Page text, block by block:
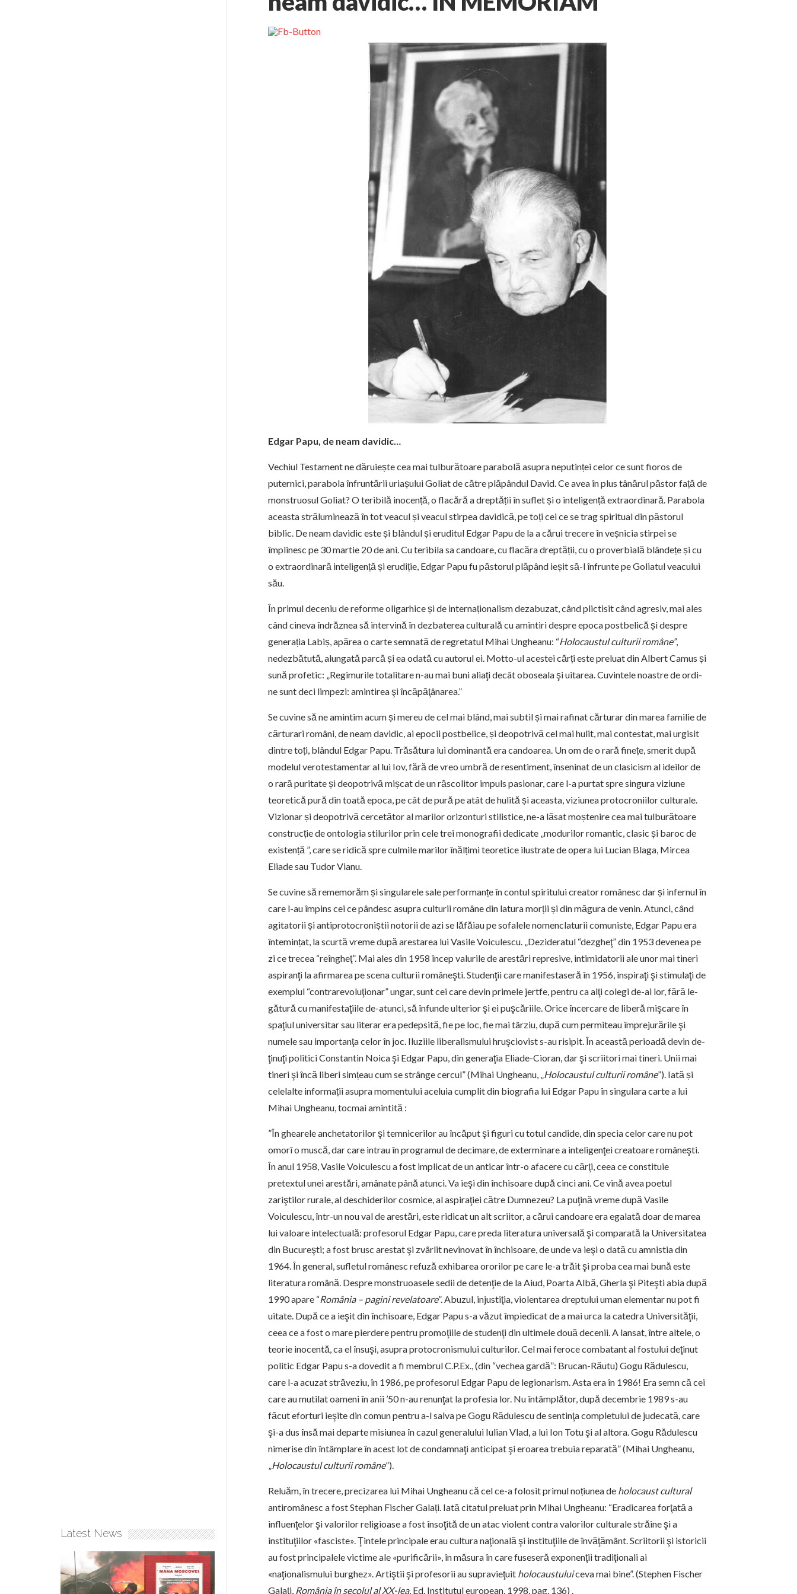
Edgar Papu, de neam davidic…
Vechiul Testament ne dăruiește cea mai tulburătoare parabolă asupra neputinței celor ce sunt fioros de
puternici, parabola înfruntării uriașului Goliat de către plăpândul David. Ce avea în plus tânărul păstor față de
monstruosul Goliat? O teribilă inocență, o flacără a dreptății în suflet și o inteligență extraordinară. Parabola
aceasta străluminează în tot veacul și veacul stirpea davidică, pe toți cei ce se trag spiritual din păstorul
biblic. De neam davidic este și blândul și eruditul Edgar Papu de la a cărui trecere în veșnicia stirpei se
împlinesc pe 30 martie 20 de ani. Cu teribila sa candoare, cu flacăra dreptății, cu o proverbială blândețe și cu
o extraordinară inteligență și erudiție, Edgar Papu fu păstorul plăpând ieșit să-l înfrunte pe Goliatul veacului
său.
În primul deceniu de reforme oligarhice și de internaționalism dezabuzat, când plictisit când agresiv, mai ales
când cineva îndrăznea să intervină în dezbaterea culturală cu amintiri despre epoca postbelică și despre
generația Labiș, apărea o carte semnată de regretatul Mihai Ungheanu: “Holocaustul culturii române”,
nedezbătută, alungată parcă și ea odată cu autorul ei. Motto-ul acestei cărți este preluat din Albert Camus și
sună profetic: „Regimurile totalitare n-au mai buni aliaţi decât obo­sea­la şi uitarea. Cuvintele noas­tre de ordi­
ne sunt deci limpezi: amin­ti­rea şi încăpăţânarea.”
Se cuvine să ne amintim acum și mereu de cel mai blând, mai subtil și mai rafinat cărturar din marea familie de
cărturari români, de neam davidic, ai epocii postbelice, și deopotrivă cel mai hulit, mai contestat, mai urgisit
dintre toți, blândul Edgar Papu. Trăsătura lui dominantă era candoarea. Un om de o rară finețe, smerit după
modelul verotestamentar al lui Iov, fără de vreo umbră de resentiment, înseninat de un clasicism al ideilor de
o rară puritate și deopotrivă mișcat de un răscolitor impuls pasionar, care l-a purtat spre singura viziune
teoretică pură din toată epoca, pe cât de pură pe atât de hulită și aceasta, viziunea protocroniilor culturale.
Vizionar și deopotrivă cercetător al marilor orizonturi stilistice, ne-a lăsat moștenire cea mai tulburătoare
construcție de ontologia stilurilor prin cele trei monografii dedicate „modurilor romantic, clasic și baroc de
existență ”, care se ridică spre culmile marilor înălțimi teoretice ilustrate de opera lui Lucian Blaga, Mircea
Eliade sau Tudor Vianu.
Se cuvine să rememorăm și singularele sale performanțe în contul spiritului creator românesc dar și infernul în
care l-au împins cei ce pândesc asupra culturii române din latura morții și din măgura de venin. Atunci, când
agitatorii și antiprotocroniștii notorii de azi se lăfăiau pe sofalele nomenclaturii comuniste, Edgar Papu era
întemințat, la scurtă vreme după arestarea lui Vasile Voiculescu. „Dezideratul “dezgheţ” din 1953 devenea pe
zi ce tre­cea “reîn­­gheţ”. Mai ales din 1958 încep valurile de arestări represive, intimidatorii ale unor mai tineri
aspiranţi la afirmarea pe scena culturii româneşti. Studenţii care ma­ni­fes­taseră în 1956, inspiraţi şi stimulaţi de
exemplul “contrare­vo­lu­ţi­o­nar” ungar, sunt cei care devin primele jertfe, pentru ca alţi colegi de-ai lor, fără le­
gă­tură cu manifestaţiile de-atunci, să înfunde ulterior şi ei puşcăriile. Orice în­cer­ca­re de liberă mişcare în
spaţiul universitar sau literar era pedep­sită, fie pe loc, fie mai târziu, după cum permiteau împrejurările şi
numele sau importanţa celor în joc. Iluziile liberalismului hruşciovist s-au risipit. În această perioadă devin de­
ţi­nu­ţi politici Constantin Noica şi Edgar Papu, din generaţia Eliade-Cioran, dar şi scrii­tori mai tineri. Unii mai
tineri şi încă liberi simțeau cum se strânge cercul” (Mihai Ungheanu, „Holocaustul culturii române”). Iată și
celelalte informații asupra momentului aceluia cumplit din biografia lui Edgar Papu în singulara carte a lui
Mihai Ungheanu, tocmai amintită :
”În ghearele anchetatorilor şi temnicerilor au încăput şi figuri cu totul can­dide, din specia celor care nu pot
omorî o muscă, dar care intrau în programul de decimare, de exterminare a inteligenţei creatoare româneşti.
În anul 1958, Vasile Voiculescu a fost implicat de un anticar într-o afacere cu cărţi, ceea ce constituie
pretextul unei arestări, amânate până atunci. Va ieşi din închisoare după cinci ani. Ce vină avea poetul
zariştilor rurale, al deschiderilor cosmice, al aspiraţiei către Dumnezeu? La puţină vreme după Vasile
Voiculescu, într-un nou val de arestări, este ridicat un alt scriitor, a cărui candoare era egalată doar de marea
lui valoare intelectuală: profesorul Edgar Papu, care preda literatura universală şi comparată la Universitatea
din Bucureşti; a fost brusc arestat şi zvârlit nevinovat în închisoare, de unde va ieşi o dată cu amnistia din
1964. În general, sufletul românesc refuză exhibarea ororilor pe care le-a trăit şi proba cea mai bună este
literatura română. Despre monstruoasele sedii de detenţie de la Aiud, Poarta Albă, Gherla şi Piteşti abia după
1990 apare “România – pagini revelatoare”. Abu­zul, injustiţia, violentarea dreptului uman elementar nu pot fi
uitate. După ce a ieşit din închisoare, Edgar Papu s-a văzut împiedicat de a mai urca la catedra Uni­versităţii,
ceea ce a fost o mare pierdere pentru promoţiile de studenţi din ulti­me­­le două decenii. A lansat, între altele, o
teorie inocentă, ca el însuşi, asupra pro­­to­cronismului culturilor. Cel mai feroce combatant al fostului deţinut
politic Edgar Papu s-a dovedit a fi membrul C.P.Ex., (din “vechea gardă”: Brucan-Rău­tu) Gogu Rădulescu,
care l-a acuzat străveziu, în 1986, pe profesorul Edgar Papu de legionarism. Asta era în 1986! Era semn că cei
care au mutilat oameni în anii ’50 n-au renunţat la profesia lor. Nu întâmplător, după decembrie 1989 s-au
făcut eforturi ieşite din comun pentru a-l salva pe Go­gu Rădulescu de sentinţa completului de judecată, care
şi-a dus însă mai de­parte mi­siunea în cazul generalului Iulian Vlad, a lui Ion Totu şi al altora. Gogu Rădu­les­cu
nimerise din întâmplare în acest lot de condamnaţi anticipat şi eroarea trebuia reparată” (Mihai Ungheanu,
„Holocaustul culturii române”).
Reluăm, în trecere, precizarea lui Mihai Ungheanu că cel ce-a folosit primul noțiunea de holocaust cultural
antiromânesc a fost Stephan Fischer Galați. Iată citatul preluat prin Mihai Ungheanu: “Eradicarea forţată a
influenţelor şi valorilor religioase a fost însoţită de un atac violent contra valorilor culturale străine şi a
instituţiilor «fasciste». Ţintele principale erau cultura naţională şi instituţiile de învăţământ. Scriitorii şi istoricii
au fost principalele victime ale «purificării», în măsura în care fuseseră exponenţii tradiţionali ai
«naţionalismului burghez». Artiştii şi profesorii au supra­vie­ţuit holocaustuluiceva mai bine”. (Stephen Fischer
Galaţi, România în secolul al XX-lea, Ed. Institutul european, 1998, pag. 136) .
Latest News